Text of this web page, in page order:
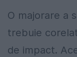
O majorare a
trebuie
de impact.